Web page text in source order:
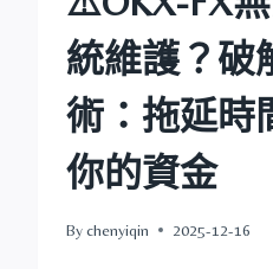
統維護？破
術：拖延時
你的資金
Bychenyiqin 2025-12-16